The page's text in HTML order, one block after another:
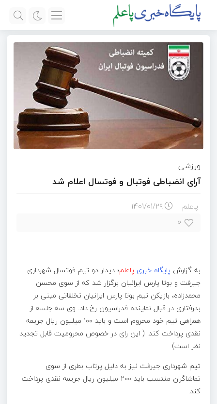
ورزشی
آرای انضباطی فوتبال و فوتسال اعلام شد
پاعلم ۱۴۰۱/۰۱/۲۹
۰
به گزارش پایگاه خبری پاعلم؛ دیدار دو تیم فوتسال شهرداری
جیرفت و بوتا پارس ایرانیان برگزار شد که از سوی محسن
محمدزاده، بازیکن تیم بوتا پارس ایرانیان تخلفاتی مبنی بر
بدرفتاری در قبال نماینده فدراسیون رخ داد. وی سه جلسه از
همراهی تیم خود محروم است و باید ۱۰۰ میلیون ریال جریمه
نقدی پرداخت کند. ( این رای در خصوص محرومیت قابل تجدید
نظر است)
تیم شهرداری جیرفت نیز به دلیل پرتاب بطری از سوی
تماشاگران منتسب باید ۲۰۰ میلیون ریال جریمه نقدی پرداخت
کند.